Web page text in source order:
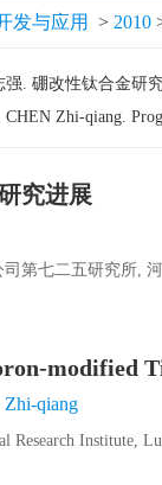
发与应用 > 2010
强. 硼改性钛合金研
CHEN Zhi-qiang.
究进展
第七二五研究所,
modified
qiang
Research Institute,